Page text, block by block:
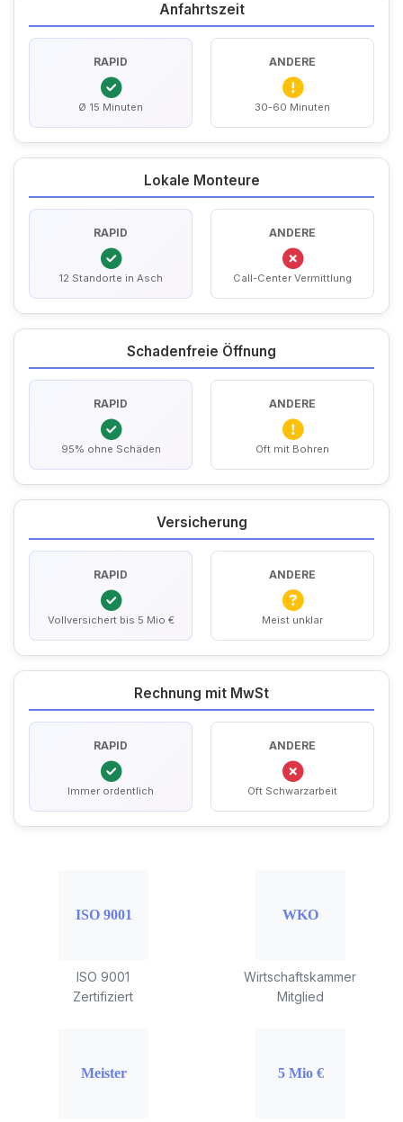
Anfahrtszeit
RAPID
Ø 15 Minuten
ANDERE
30-60 Minuten
Lokale Monteure
RAPID
12 Standorte in Asch
ANDERE
Call-Center Vermittlung
Schadenfreie Öffnung
RAPID
95% ohne Schäden
ANDERE
Oft mit Bohren
Versicherung
RAPID
Vollversichert bis 5 Mio €
ANDERE
Meist unklar
Rechnung mit MwSt
RAPID
Immer ordentlich
ANDERE
Oft Schwarzarbeit
ISO 9001
Zertifiziert
Wirtschaftskammer
Mitglied